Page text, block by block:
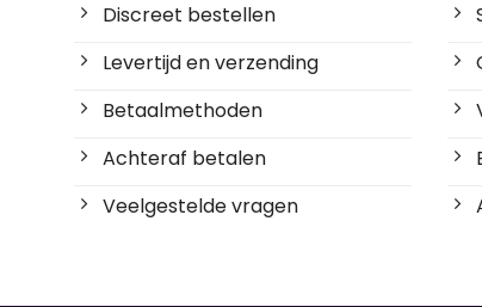
Discreet bestellen
Levertijd en verzending
Betaalmethoden
Achteraf betalen
Veelgestelde vragen